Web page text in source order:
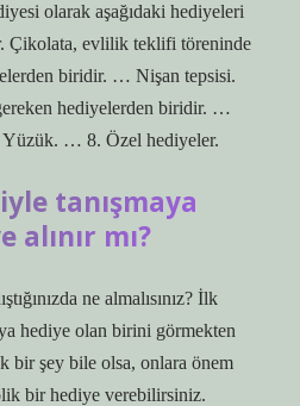
olarak aşağıdaki hediyeleri
evlilik teklifi töreninde
biridir. … Nişan tepsisi.
hediyelerden biridir. …
… 8. Özel hediyeler.
tanışmaya
alınır mı?
ne almalısınız? İlk
hediye olan birini görmekten
bir şey bile olsa, onlara önem
bir hediye verebilirsiniz.